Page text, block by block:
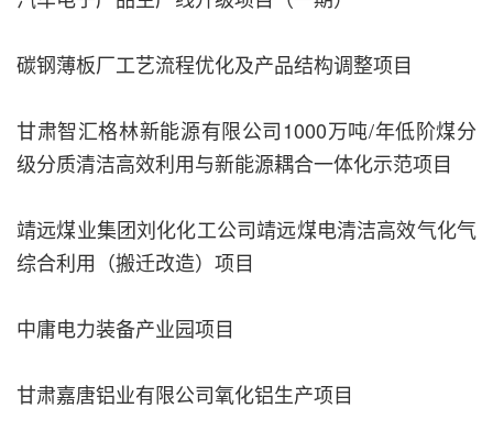
碳钢薄板厂工艺流程优化及产品结构调整项目
甘肃智汇格林新能源有限公司1000万吨/年低阶煤分
级分质清洁高效利用与新能源耦合一体化示范项目
靖远煤业集团刘化化工公司靖远煤电清洁高效气化气
综合利用（搬迁改造）项目
中庸电力装备产业园项目
甘肃嘉唐铝业有限公司氧化铝生产项目